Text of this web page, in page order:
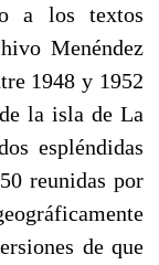
a los textos
Menéndez
1948 y 1952
la isla de La
espléndidas
reunidas por
de que